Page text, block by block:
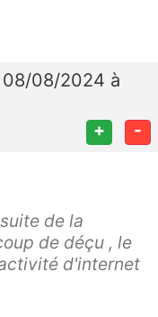
08/2024 à
+ -
de la
de déçu , le
d'internet